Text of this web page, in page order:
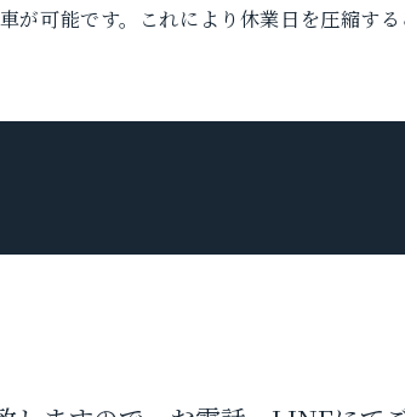
が可能です。これにより休業日を圧縮す